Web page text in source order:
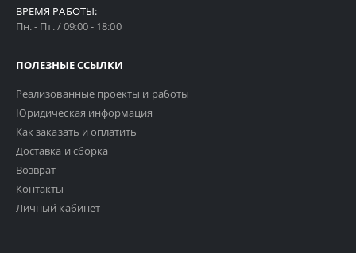
ВРЕМЯ РАБОТЫ:
Пн. - Пт. / 09:00 - 18:00
ПОЛЕЗНЫЕ ССЫЛКИ
Реализованные проекты и работы
Юридическая информация
Как заказать и оплатить
Доставка и сборка
Возврат
Контакты
Личный кабинет